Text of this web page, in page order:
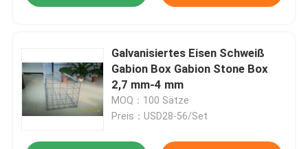
Galvanisiertes Eisen Schweiß
Gabion Box Gabion Stone Box
2,7 mm-4 mm
MOQ：100 Sätze
Preis：USD28-56/Set